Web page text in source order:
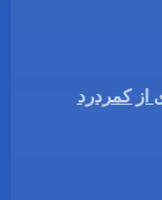
از کمردرد